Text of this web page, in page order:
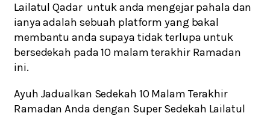
Lailatul Qadar untuk anda mengejar pahala dan
ianya adalah sebuah platform yang bakal
membantu anda supaya tidak terlupa untuk
bersedekah pada 10 malam terakhir Ramadan
ini.
Ayuh Jadualkan Sedekah 10 Malam Terakhir
Ramadan Anda dengan Super Sedekah Lailatul